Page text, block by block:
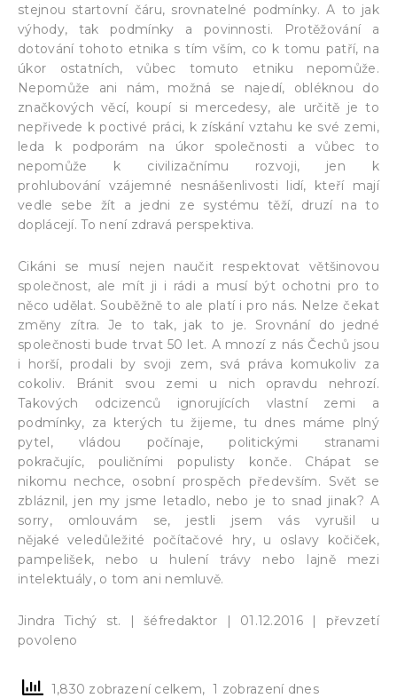
stejnou startovní čáru, srovnatelné podmínky. A to jak
výhody, tak podmínky a povinnosti. Protěžování a
dotování tohoto etnika s tím vším, co k tomu patří, na
úkor ostatních, vůbec tomuto etniku nepomůže.
Nepomůže ani nám, možná se najedí, obléknou do
značkových věcí, koupí si mercedesy, ale určitě je to
nepřivede k poctivé práci, k získání vztahu ke své zemi,
leda k podporám na úkor společnosti a vůbec to
nepomůže k civilizačnímu rozvoji, jen k
prohlubování vzájemné nesnášenlivosti lidí, kteří mají
vedle sebe žít a jedni ze systému těží, druzí na to
doplácejí. To není zdravá perspektiva.
Cikáni se musí nejen naučit respektovat většinovou
společnost, ale mít ji i rádi a musí být ochotni pro to
něco udělat. Souběžně to ale platí i pro nás. Nelze čekat
změny zítra. Je to tak, jak to je. Srovnání do jedné
společnosti bude trvat 50 let. A mnozí z nás Čechů jsou
i horší, prodali by svoji zem, svá práva komukoliv za
cokoliv. Bránit svou zemi u nich opravdu nehrozí.
Takových odcizenců ignorujících vlastní zemi a
podmínky, za kterých tu žijeme, tu dnes máme plný
pytel, vládou počínaje, politickými stranami
pokračujíc, pouličními populisty konče. Chápat se
nikomu nechce, osobní prospěch především. Svět se
zbláznil, jen my jsme letadlo, nebo je to snad jinak? A
sorry, omlouvám se, jestli jsem vás vyrušil u
nějaké veledůležité počítačové hry, u oslavy kočiček,
pampelišek, nebo u hulení trávy nebo lajně mezi
intelektuály, o tom ani nemluvě.
Jindra Tichý st. | šéfredaktor | 01.12.2016 | převzetí
povoleno
1,830 zobrazení celkem, 1 zobrazení dnes